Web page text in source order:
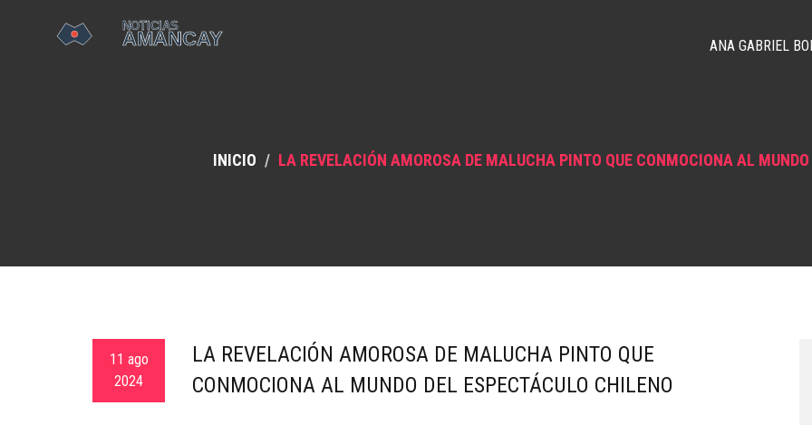
ANA GABRIEL
INICIO LA REVELACIÓN AMOROSA DE MALUCHA PINTO QUE CONMOCIONA AL
11 ago
2024
LA REVELACIÓN AMOROSA DE MALUCHA PINTO QUE
CONMOCIONA AL MUNDO DEL ESPECTÁCULO CHILENO